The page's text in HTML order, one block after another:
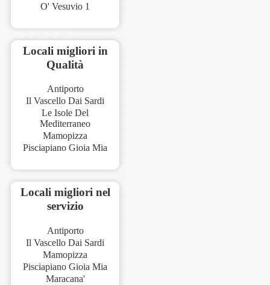
O' Vesuvio 1
Locali migliori in
Qualità
Antiporto
Il Vascello Dai Sardi
Le Isole Del
Mediterraneo
Mamopizza
Pisciapiano Gioia Mia
Locali migliori nel
servizio
Antiporto
Il Vascello Dai Sardi
Mamopizza
Pisciapiano Gioia Mia
Maracana'